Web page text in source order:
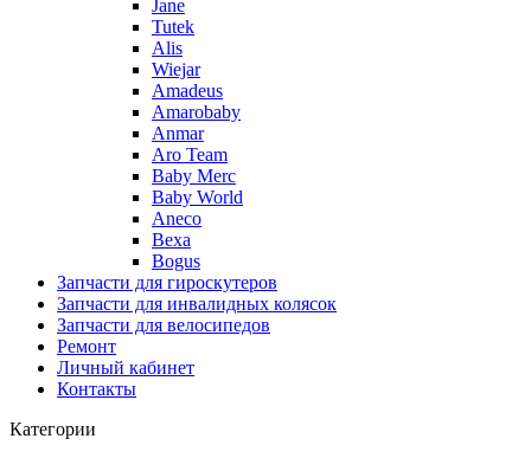
Jane
Tutek
Alis
Wiejar
Amadeus
Amarobaby
Anmar
Aro Team
Baby Merc
Baby World
Aneco
Bexa
Bogus
Запчасти для гироскутеров
Запчасти для инвалидных колясок
Запчасти для велосипедов
Ремонт
Личный кабинет
Контакты
Категории